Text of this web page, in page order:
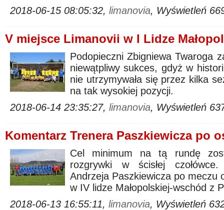
2018-06-15 08:05:32, limanovia, Wyświetleń
V miejsce Limanovii w I Lidze
Podopieczni Zbigniewa Twaroga
niewątpliwy sukces, gdyż w
nie utrzymywała się przez kilka
na tak wysokiej pozycji.
2018-06-14 23:35:27, limanovia, Wyświetleń
Komentarz Trenera Paszkiewicza po
Cel minimum na tą rundę
rozgrywki w ścisłej
Andrzeja Paszkiewicza po meczu
w IV lidze Małopolskiej-wschód z
2018-06-13 16:55:11, limanovia, Wyświetleń